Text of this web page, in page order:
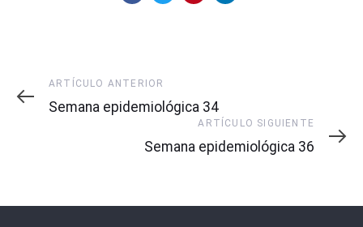
Artículo
Anterior
ARTÍCULO ANTERIOR
Semana epidemiológica 34
Siguiente
ARTÍCULO SIGUIENTE
Semana epidemiológica 36